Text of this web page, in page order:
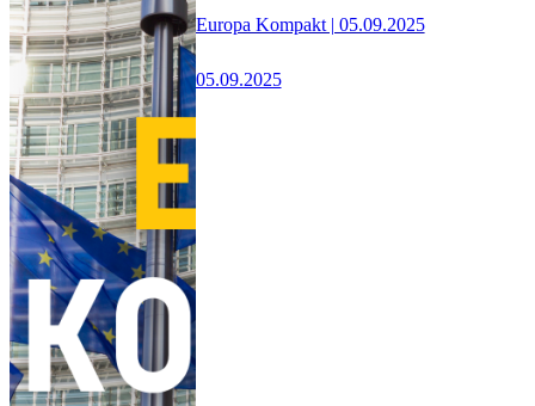
Europa Kompakt | 05.09.2025
05.09.2025